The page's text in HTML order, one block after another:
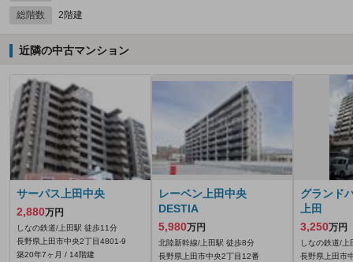
総階数 2階建
近隣の中古マンション
サーパス上田中央
2,880万円
しなの鉄道/上田駅 徒歩11分
長野県上田市中央2丁目4801‐9
築20年7ヶ月 / 14階建
レーベン上田中央
DESTIA
5,980万円
北陸新幹線/上田駅 徒歩8分
長野県上田市中央2丁目12番
グランド
上田
3,250万円
しなの鉄道/
長野県上田市